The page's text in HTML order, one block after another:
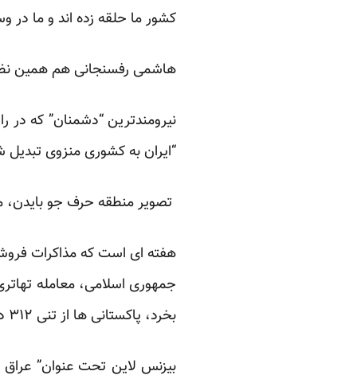
کشور ما حلقه زده اند و ما در
هاشمی رفسنجانی هم همین
نیرومندترین “دشمنان” که در
“ایران به کشوری منزوی
تصویر منطقه حرف جو بایدن،
هفته ای است که مذاکرات
بخرد، پاکستانی ها از تنی ۳۱۲ دلار پائین نمی آیند.
بیزنس لاین تحت عنوان”